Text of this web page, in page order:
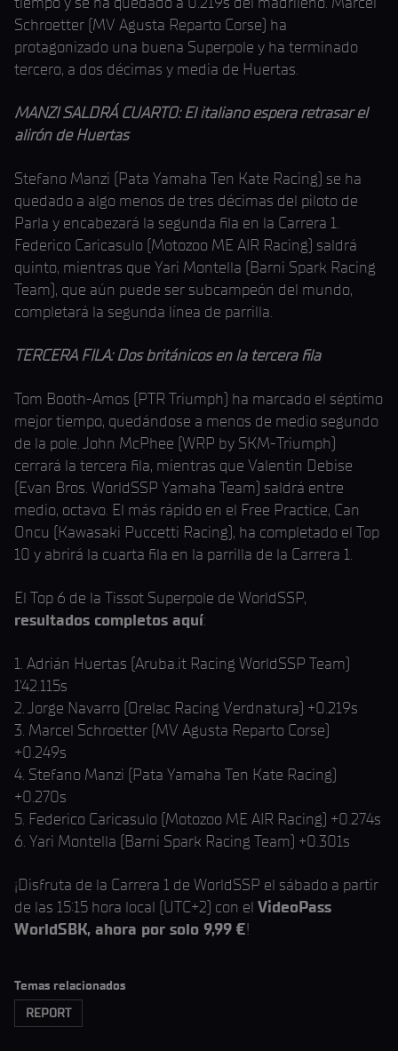
Schroetter (MV Agusta Reparto Corse) ha
protagonizado una buena Superpole y ha terminado
tercero, a dos décimas y media de Huertas.
MANZI SALDRÁ CUARTO: El italiano espera retrasar el
alirón de Huertas
Stefano Manzi (Pata Yamaha Ten Kate Racing) se ha
quedado a algo menos de tres décimas del piloto de
Parla y encabezará la segunda fila en la Carrera 1.
Federico Caricasulo (Motozoo ME AIR Racing) saldrá
quinto, mientras que Yari Montella (Barni Spark Racing
Team), que aún puede ser subcampeón del mundo,
completará la segunda línea de parrilla.
TERCERA FILA: Dos británicos en la tercera fila
Tom Booth-Amos (PTR Triumph) ha marcado el séptimo
mejor tiempo, quedándose a menos de medio segundo
de la pole. John McPhee (WRP by SKM-Triumph)
cerrará la tercera fila, mientras que Valentin Debise
(Evan Bros. WorldSSP Yamaha Team) saldrá entre
medio, octavo. El más rápido en el Free Practice, Can
Oncu (Kawasaki Puccetti Racing), ha completado el Top
10 y abrirá la cuarta fila en la parrilla de la Carrera 1.
El Top 6 de la Tissot Superpole de WorldSSP,
resultados completos aquí:
1. Adrián Huertas (Aruba.it Racing WorldSSP Team)
1’42.115s
2. Jorge Navarro (Orelac Racing Verdnatura) +0.219s
3. Marcel Schroetter (MV Agusta Reparto Corse)
+0.249s
4. Stefano Manzi (Pata Yamaha Ten Kate Racing)
+0.270s
5. Federico Caricasulo (Motozoo ME AIR Racing) +0.274s
6. Yari Montella (Barni Spark Racing Team) +0.301s
¡Disfruta de la Carrera 1 de WorldSSP el sábado a partir
de las 15:15 hora local (UTC+2) con el VideoPass
WorldSBK, ahora por solo 9,99 €!
Temas relacionados
REPORT